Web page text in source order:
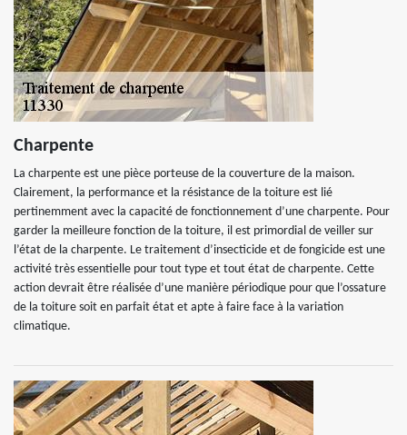
Charpente
La charpente est une pièce porteuse de la couverture de la maison.
Clairement, la performance et la résistance de la toiture est lié
pertinemment avec la capacité de fonctionnement d’une charpente. Pour
garder la meilleure fonction de la toiture, il est primordial de veiller sur
l’état de la charpente. Le traitement d’insecticide et de fongicide est une
activité très essentielle pour tout type et tout état de charpente. Cette
action devrait être réalisée d’une manière périodique pour que l’ossature
de la toiture soit en parfait état et apte à faire face à la variation
climatique.